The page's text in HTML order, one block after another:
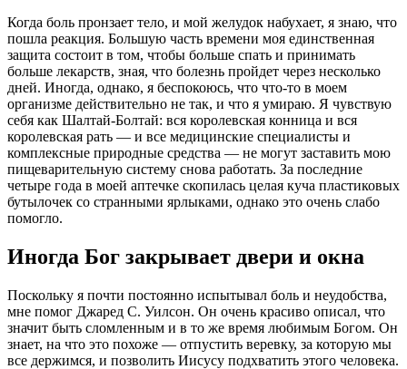
Когда боль пронзает тело, и мой желудок набухает, я знаю, что
пошла реакция. Большую часть времени моя единственная
защита состоит в том, чтобы больше спать и принимать
больше лекарств, зная, что болезнь пройдет через несколько
дней. Иногда, однако, я беспокоюсь, что что-то в моем
организме действительно не так, и что я умираю. Я чувствую
себя как Шалтай-Болтай: вся королевская конница и вся
королевская рать — и все медицинские специалисты и
комплексные природные средства — не могут заставить мою
пищеварительную систему снова работать. За последние
четыре года в моей аптечке скопилась целая куча пластиковых
бутылочек со странными ярлыками, однако это очень слабо
помогло.
Иногда Бог закрывает двери и окна
Поскольку я почти постоянно испытывал боль и неудобства,
мне помог Джаред С. Уилсон. Он очень красиво описал, что
значит быть сломленным и в то же время любимым Богом. Он
знает, на что это похоже — отпустить веревку, за которую мы
все держимся, и позволить Иисусу подхватить этого человека.